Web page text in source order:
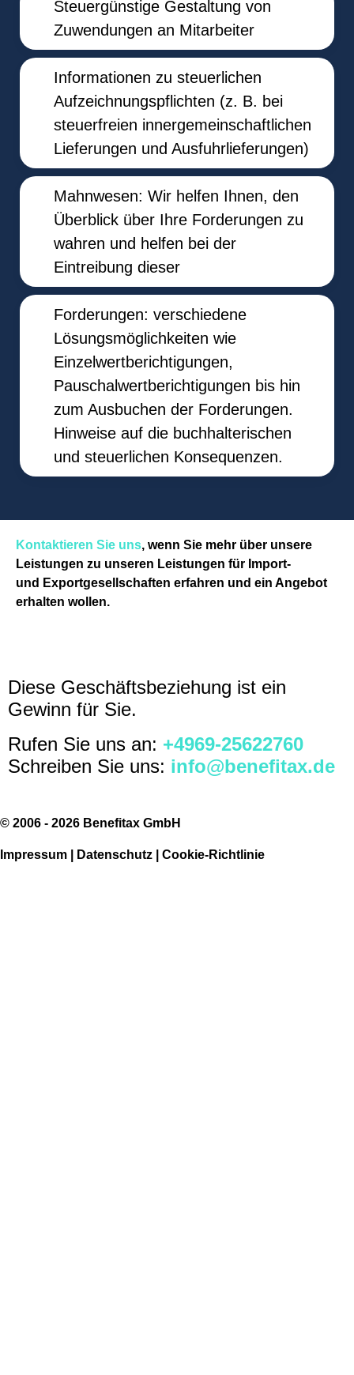
Steuergünstige Gestaltung von
Zuwendungen an Mitarbeiter
Informationen zu steuerlichen
Aufzeichnungspflichten (z. B. bei
steuerfreien innergemeinschaftlichen
Lieferungen und Ausfuhrlieferungen)
Mahnwesen: Wir helfen Ihnen, den
Überblick über Ihre Forderungen zu
wahren und helfen bei der
Eintreibung dieser
Forderungen: verschiedene
Lösungsmöglichkeiten wie
Einzelwertberichtigungen,
Pauschalwertberichtigungen bis hin
zum Ausbuchen der Forderungen.
Hinweise auf die buchhalterischen
und steuerlichen Konsequenzen.
Kontaktieren Sie uns, wenn Sie mehr über unsere
Leistungen zu unseren Leistungen für Import-
und Exportgesellschaften erfahren und ein Angebot
erhalten wollen.
Diese Geschäftsbeziehung ist ein
Gewinn für Sie.
Rufen Sie uns an: +4969-25622760
Schreiben Sie uns: info@benefitax.de
© 2006 - 2026 Benefitax GmbH
Impressum Datenschutz Cookie-Richtlinie